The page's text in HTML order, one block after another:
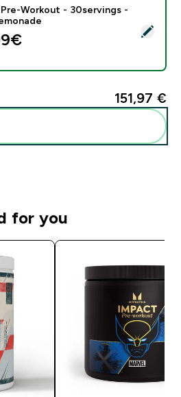
- Origin Pre-Workout -
Workout - 30servings -
151,97 €‎
for you